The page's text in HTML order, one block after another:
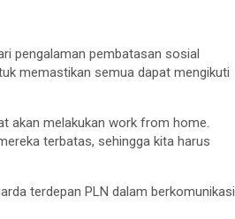
pengalaman pembatasan sosial
memastikan semua dapat mengikuti
akan melakukan work from home.
terbatas, sehingga kita harus
terdepan PLN dalam berkomunikasi